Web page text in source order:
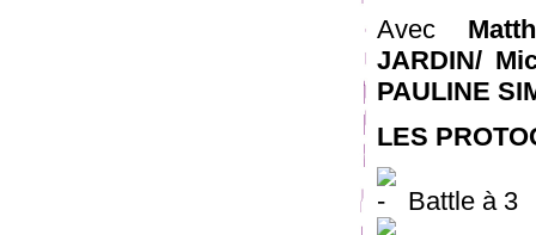
Avec
JARDIN/
PAULINE
LES
Battle à 3